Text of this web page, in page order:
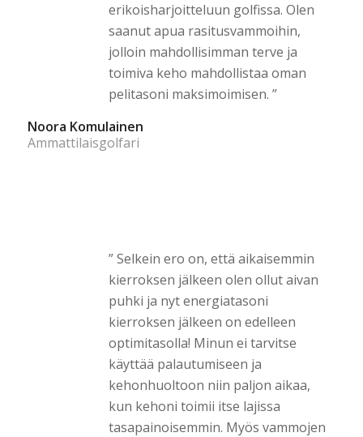
erikoisharjoitteluun golfissa. Olen
saanut apua rasitusvammoihin,
jolloin mahdollisimman terve ja
toimiva keho mahdollistaa oman
pelitasoni maksimoimisen. ”
Noora Komulainen
Ammattilaisgolfari
” Selkein ero on, että aikaisemmin
kierroksen jälkeen olen ollut aivan
puhki ja nyt energiatasoni
kierroksen jälkeen on edelleen
optimitasolla! Minun ei tarvitse
käyttää palautumiseen ja
kehonhuoltoon niin paljon aikaa,
kun kehoni toimii itse lajissa
tasapainoisemmin. Myös vammojen